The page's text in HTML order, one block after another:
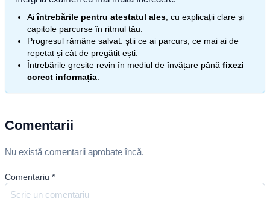
Aiîntrebările pentru atestatul ales , cu explicații clare și
capitole parcurse în ritmul tău.
Progresul rămâne salvat: știi ce ai parcurs, ce mai ai de
repetat și cât de pregătit ești.
Întrebările greșite revin în mediul de învățare până fixezi
corect informația
Comentarii
Nu există comentarii aprobate încă.
Comentariu *